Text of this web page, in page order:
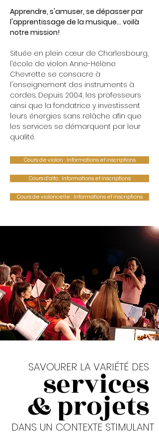
Apprendre, s'amuser, se dépasser par
l'apprentissage de la musique... voilà
notre mission!
Située en plein cœur de Charlesbourg,
l’école de violon Anne-Hélène
Chevrette se consacre à
l'enseignement des instruments à
cordes. Depuis 2004, les professeurs
ainsi que la fondatrice y investissent
leurs énergies sans relâche afin que
les services se démarquent par leur
qualité.
Cours de violon : Informations et inscriptions
Cours d'alto : Informations et inscriptions
Cours de violoncelle : Informations et inscriptions
SAVOURER LA VARIÉTÉ DES
services
& projets
DANS UN CONTEXTE STIMULANT